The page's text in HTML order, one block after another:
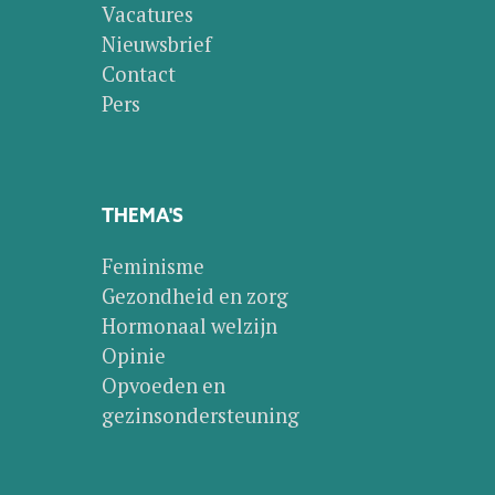
Vacatures
Nieuwsbrief
Contact
Pers
THEMA'S
Feminisme
Gezondheid en zorg
Hormonaal welzijn
Opinie
Opvoeden en
gezinsondersteuning